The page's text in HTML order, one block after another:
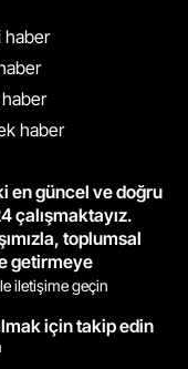
haber
haber
en güncel ve doğru
çalışmaktayız.
toplumsal
getirmeye
iletişime geçin
için takip edin